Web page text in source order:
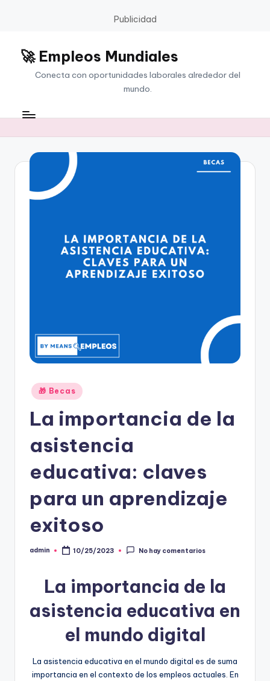
Publicidad
Saltar🚀 Empleos Mundiales
Conecta con oportunidades laborales alrededor del
mundo.
Publicado
en
🎁 Becas
La importancia de la
asistencia
educativa: claves
para un aprendizaje
exitoso
Publicado
admin 10/25/2023 No hay comentarios
La importancia de la
asistencia educativa en
el mundo digital
La asistencia educativa en el mundo digital es de suma
importancia en el contexto de los empleos actuales. En